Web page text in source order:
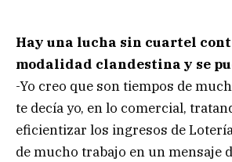
Hay una lucha sin cuartel
modalidad clandestina y se
-Yo creo que son tiempos de
te decía yo, en lo comercial,
eficientizar los ingresos de
de mucho trabajo en un mensaje